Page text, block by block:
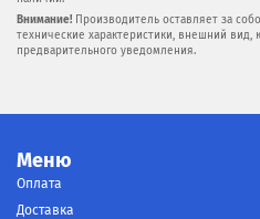
Внимание! Производитель оставляет за
технические характеристики, внешний вид,
предварительного уведомления.
Меню
Оплата
Доставка